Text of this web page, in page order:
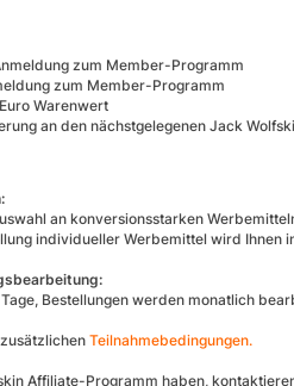
zum Member-Programm
zum Member-Programm
Warenwert
an den nächstgelegenen Jack
an konversionsstarken
individueller Werbemittel wird Ihnen
Bestellungen werden monatlich
Teilnahmebedingungen.
Affiliate-Programm haben,